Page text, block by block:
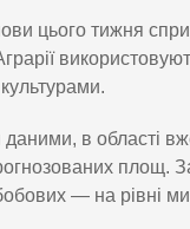
цього тижня
в області
площ.
— на рівні